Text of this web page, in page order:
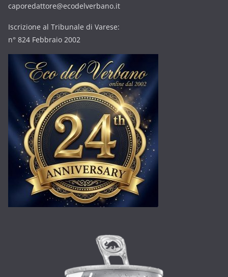
caporedattore@ecodelverbano.it
Iscrizione al Tribunale di Varese:
n° 824 Febbraio 2002